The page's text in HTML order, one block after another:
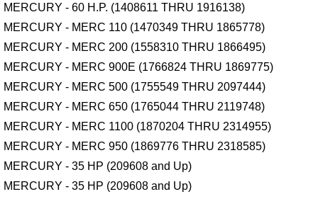
MERCURY - 60 H.P. (1408611 THRU 1916138)
MERCURY - MERC 110 (1470349 THRU 1865778)
MERCURY - MERC 200 (1558310 THRU 1866495)
MERCURY - MERC 900E (1766824 THRU 1869775)
MERCURY - MERC 500 (1755549 THRU 2097444)
MERCURY - MERC 650 (1765044 THRU 2119748)
MERCURY - MERC 1100 (1870204 THRU 2314955)
MERCURY - MERC 950 (1869776 THRU 2318585)
MERCURY - 35 HP (209608 and Up)
MERCURY - 35 HP (209608 and Up)